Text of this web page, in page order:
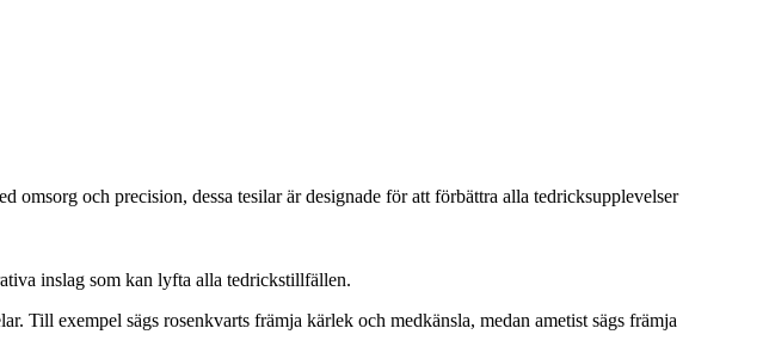
omsorg och precision, dessa tesilar är designade för att förbättra alla tedricksupplevelser
inslag som kan lyfta alla tedrickstillfällen.
Till exempel sägs rosenkvarts främja kärlek och medkänsla, medan ametist sägs främja